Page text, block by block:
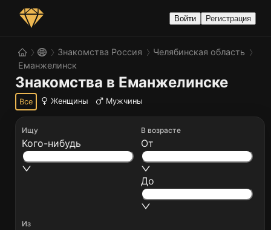
Войти Регистрация
Знакомства Россия
Челябинская область
Еманжелинск
Знакомства в Еманжелинске
Все Женщины Мужчины
Ищу
Кого-нибудь
Из
В возрасте
От
До